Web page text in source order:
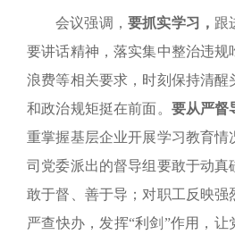
会议强调， 要抓实学习， 跟
要讲话精神，落实集中整治违规
浪费等相关要求 ，时刻保持清
和政治规矩挺在前面。 要从严督
重掌握基层企业开展学习教育情
司党委派出的督导组要敢于动真
敢于督、善于导； 对职工反映强
严查快办，发挥“利剑”作用，